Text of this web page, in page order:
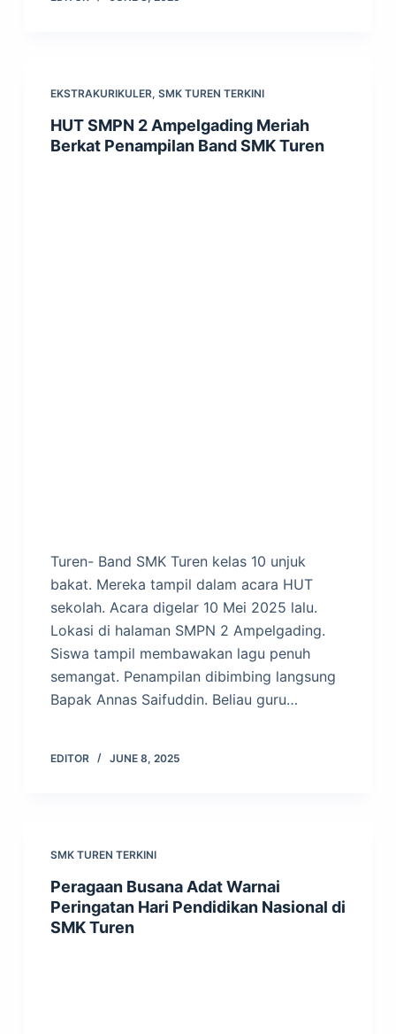
EKSTRAKURIKULER, SMK TUREN TERKINI
HUT SMPN 2 Ampelgading Meriah
Berkat Penampilan Band SMK Turen
Turen- Band SMK Turen kelas 10 unjuk
bakat. Mereka tampil dalam acara HUT
sekolah. Acara digelar 10 Mei 2025 lalu.
Lokasi di halaman SMPN 2 Ampelgading.
Siswa tampil membawakan lagu penuh
semangat. Penampilan dibimbing langsung
Bapak Annas Saifuddin. Beliau guru…
EDITOR JUNE 8, 2025
SMK TUREN TERKINI
Peragaan Busana Adat Warnai
Peringatan Hari Pendidikan Nasional di
SMK Turen